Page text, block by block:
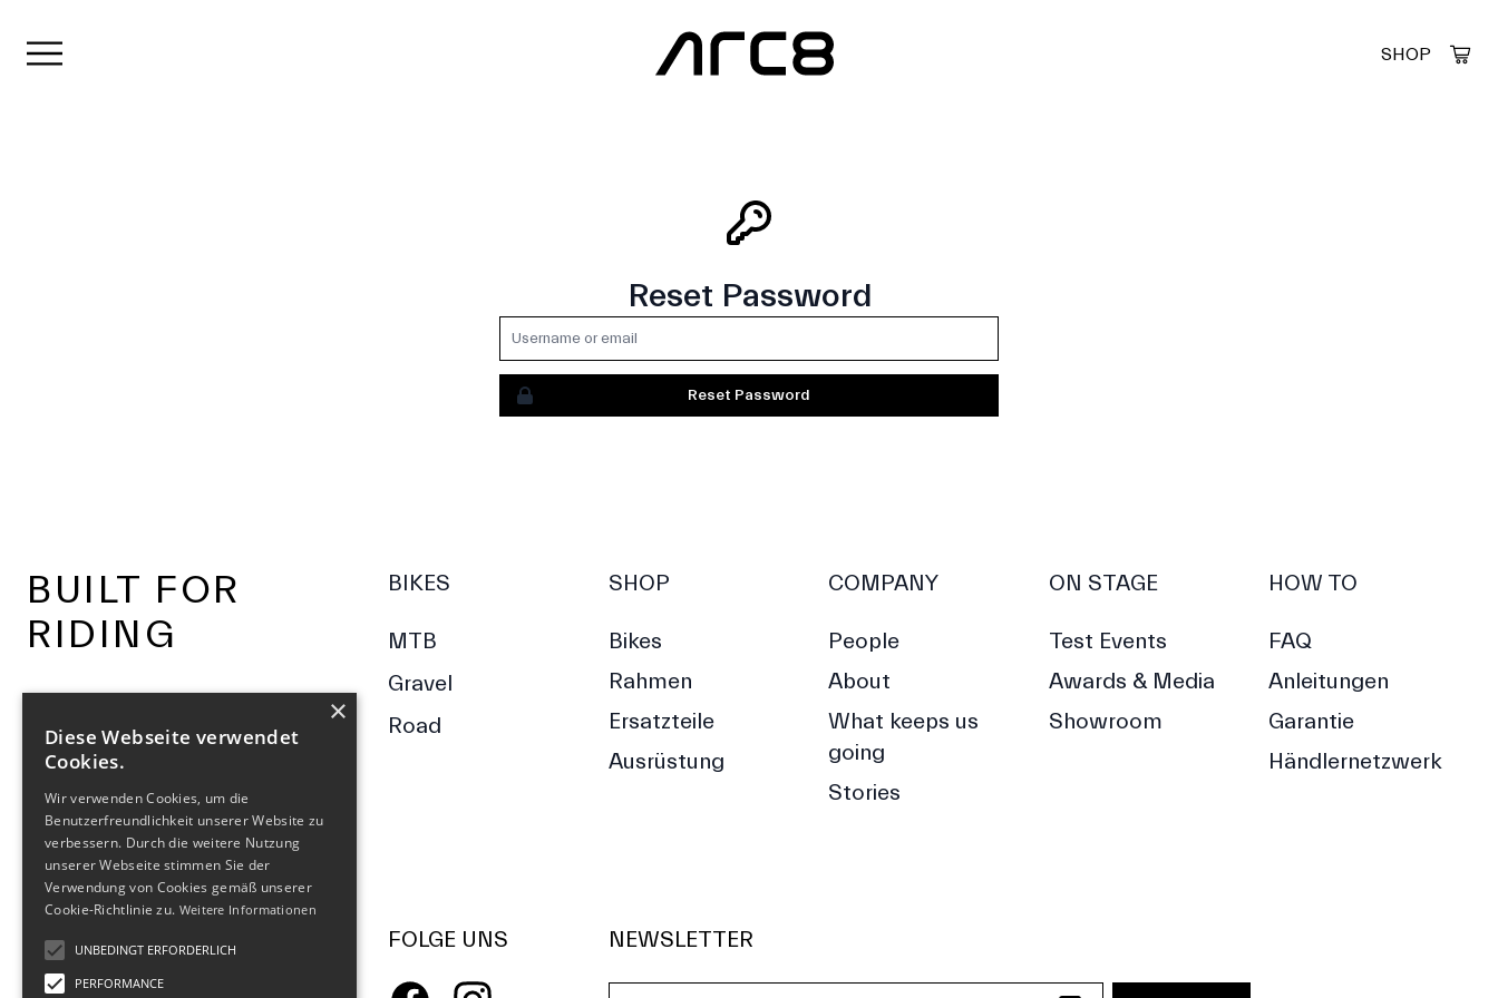
Menü öffnen SHOP
Reset Password
Username or email
Reset Password
BUILT FOR
RIDING
BIKES
MTB
Gravel
Road
SHOP
Bikes
Rahmen
Ersatzteile
Ausrüstung
COMPANY
People
About
What keeps us
going
Stories
ON STAGE
Test Events
Awards & Media
Showroom
HOW TO
FAQ
Anleitungen
Garantie
Händlernetzwerk
FOLGE UNS NEWSLETTER
×
Diese Webseite verwendet
Cookies.
Wir verwenden Cookies, um die
Benutzerfreundlichkeit unserer Website zu
verbessern. Durch die weitere Nutzung
unserer Webseite stimmen Sie der
Verwendung von Cookies gemäß unserer
Cookie-Richtlinie zu. Weitere Informationen
UNBEDINGT ERFORDERLICH
PERFORMANCE